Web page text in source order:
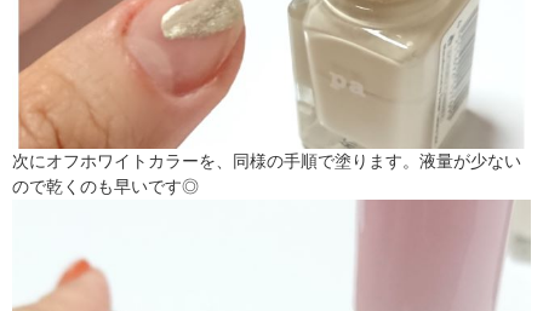
次にオフホワイトカラーを、同様の手順で塗ります。液量が少ない
ので乾くのも早いです◎